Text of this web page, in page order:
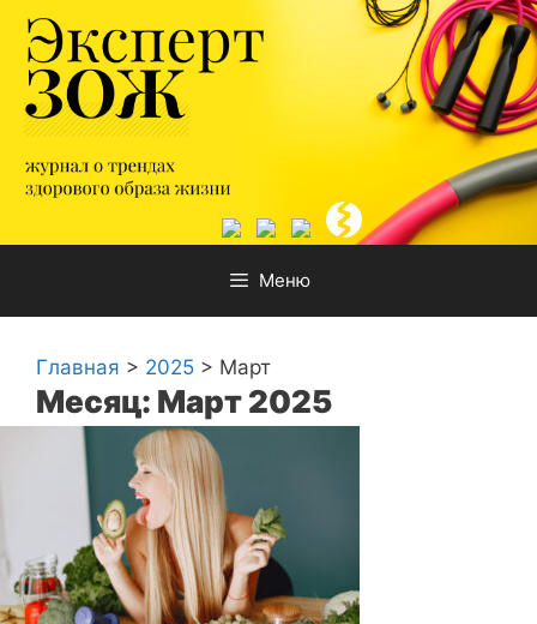
Перейти
содержимому
Меню
Главная > 2025 > Март
Месяц: Март 2025